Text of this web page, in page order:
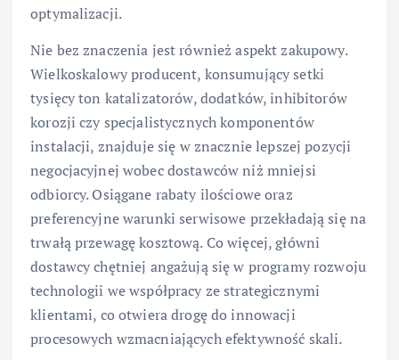
optymalizacji.
Nie bez znaczenia jest również aspekt zakupowy.
Wielkoskalowy producent, konsumujący setki
tysięcy ton katalizatorów, dodatków, inhibitorów
korozji czy specjalistycznych komponentów
instalacji, znajduje się w znacznie lepszej pozycji
negocjacyjnej wobec dostawców niż mniejsi
odbiorcy. Osiągane rabaty ilościowe oraz
preferencyjne warunki serwisowe przekładają się na
trwałą przewagę kosztową. Co więcej, główni
dostawcy chętniej angażują się w programy rozwoju
technologii we współpracy ze strategicznymi
klientami, co otwiera drogę do innowacji
procesowych wzmacniających efektywność skali.